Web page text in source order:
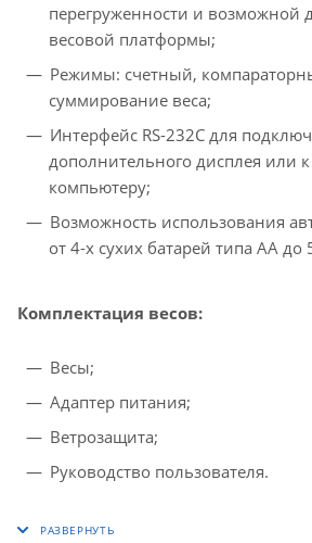
перегруженности и возможной
весовой платформы;
Режимы: счетный,
суммирование веса;
Интерфейс RS-232C для
дополнительного дисплея или
компьютеру;
Возможность использования
от 4-х сухих батарей типа АА до
Комплектация весов:
Весы;
Адаптер питания;
Ветрозащита;
Руководство пользователя.